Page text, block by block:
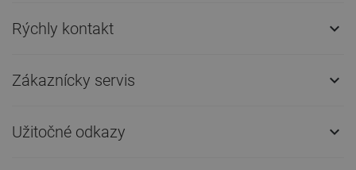
Rýchly kontakt 
Zákaznícky servis 
Užitočné odkazy 